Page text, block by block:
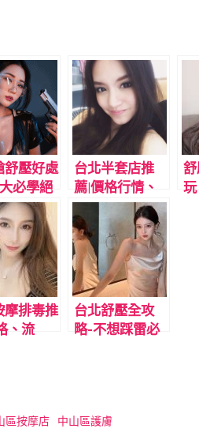
舒壓好處
必學絕
技巧
台北半套店推
薦|價格行情、
流程、怎麼挑不
踩雷(2026年8
月)
摩排毒推
、流
台北舒壓全攻
略-不想踩雷必
區按摩店
中山區護膚